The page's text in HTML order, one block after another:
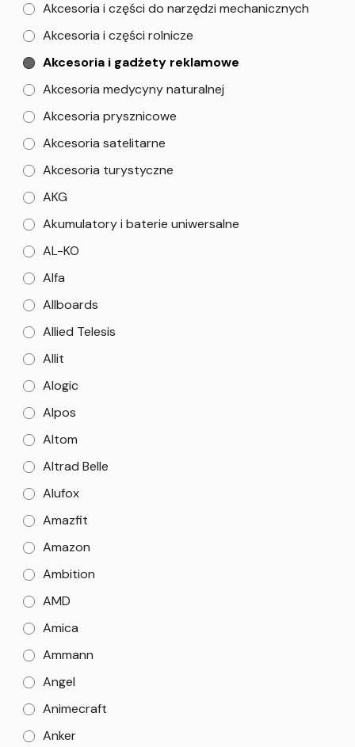
Akcesoria i części do narzędzi mechanicznych
Akcesoria i części rolnicze
Akcesoria i gadżety reklamowe
Akcesoria medycyny naturalnej
Akcesoria prysznicowe
Akcesoria satelitarne
Akcesoria turystyczne
AKG
Akumulatory i baterie uniwersalne
AL-KO
Alfa
Allboards
Allied Telesis
Allit
Alogic
Alpos
Altom
Altrad Belle
Alufox
Amazfit
Amazon
Ambition
AMD
Amica
Ammann
Angel
Animecraft
Anker